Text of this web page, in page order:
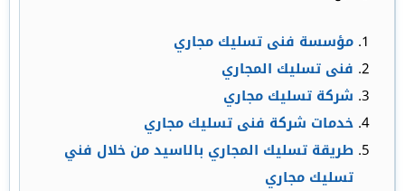
مؤسسة فنى تسليك مجاري
فنى تسليك المجاري
شركة تسليك مجاري
خدمات شركة فنى تسليك مجاري
طريقة تسليك المجاري بالاسيد من خلال فني
تسليك مجاري